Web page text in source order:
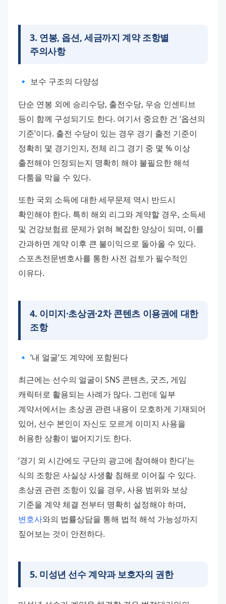
3. 연봉, 옵션, 세금까지 계약 조항별
주의사항
🔹 보수 구조의 다양성
단순 연봉 외에 승리수당, 출전수당, 우승 인센티브
등이 함께 구성되기도 한다. 여기서 중요한 건 ‘옵션의
기준’이다. 출전 수당이 있는 경우 경기 출전 기준이
정확히 몇 경기인지, 전체 리그 경기 중 몇 % 이상
출전해야 인정되는지 명확히 해야 불필요한 해석
다툼을 막을 수 있다.
또한 국외 소득에 대한 세무문제 역시 반드시
확인해야 한다. 특히 해외 리그와 계약할 경우, 소득세
및 건강보험료 문제가 얽혀 복잡한 양상이 되며, 이를
간과하면 계약 이후 큰 불이익으로 돌아올 수 있다.
스포츠전문변호사를 통한 사전 검토가 필수적인
이유다.
4. 이미지·초상권·2차 콘텐츠 이용권에 대한
조항
🔹 ‘내 얼굴’도 계약에 포함된다
최근에는 선수의 얼굴이 SNS 콘텐츠, 굿즈, 게임
캐릭터로 활용되는 사례가 많다. 그런데 일부
계약서에서는 초상권 관련 내용이 모호하게 기재되어
있어, 선수 본인이 자신도 모르게 이미지 사용을
허용한 상황이 벌어지기도 한다.
‘경기 외 시간에도 구단의 광고에 참여해야 한다’는
식의 조항은 사실상 사생활 침해로 이어질 수 있다.
초상권 관련 조항이 있을 경우, 사용 범위와 보상
변호사와의 법률상담을 통해 법적 해석 가능성까지
짚어보는 것이 안전하다.
5. 미성년 선수 계약과 보호자의 권한